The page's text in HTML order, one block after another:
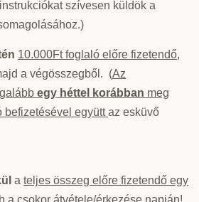
szívesen küldök a
10.000Ft foglaló előre fizetendő,
a végösszegből. (Az
egy héttel korábban meg
befizetésével együttaz esküvő
a teljes összeg előre fizetendő egy
a csokor átvétele/érkezése napján!